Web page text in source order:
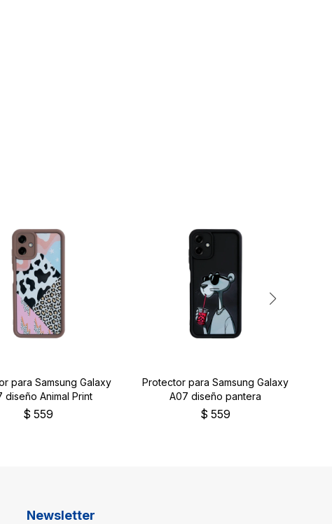
para Samsung Galaxy
diseño Animal Print
$ 559
Protector para Samsung Galaxy
A07 diseño pantera
$ 559
Newsletter